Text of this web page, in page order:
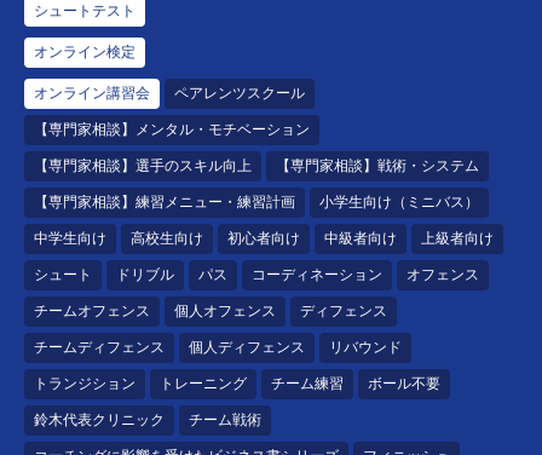
シュートテスト
オンライン検定
オンライン講習会 ペアレンツスクール
【専門家相談】メンタル・モチベーション
【専門家相談】選手のスキル向上 【専門家相談】戦術・システム
【専門家相談】練習メニュー・練習計画 小学生向け（ミニバス）
中学生向け 高校生向け 初心者向け 中級者向け 上級者向け
シュート ドリブル パス コーディネーション オフェンス
チームオフェンス 個人オフェンス ディフェンス
チームディフェンス 個人ディフェンス リバウンド
トランジション トレーニング チーム練習 ボール不要
鈴木代表クリニック チーム戦術